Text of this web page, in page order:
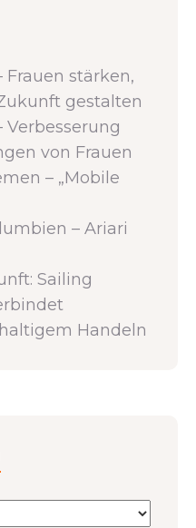
Frauen stärken,
gestalten
Verbesserung
von Frauen
– „Mobile
– Ariari
Sailing
Handeln